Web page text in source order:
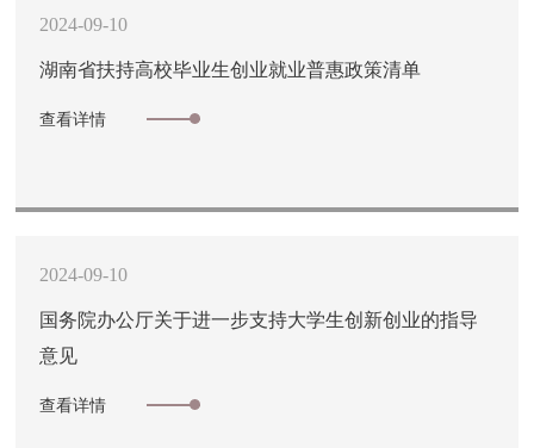
2024-09-10
湖南省扶持高校毕业生创业就业普惠政策清单
查看详情
2024-09-10
国务院办公厅关于进一步支持大学生创新创业的指导
意见
查看详情